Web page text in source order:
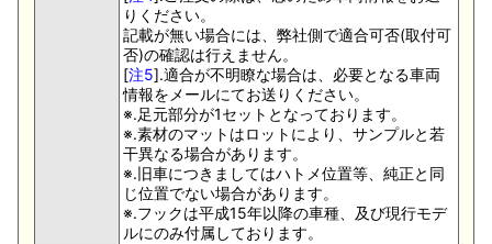
りください。
記載が無い場合には、弊社側で適合可否(取付可
否)の確認は行えません。
[注5].適合が不明瞭な場合は、必要となる車両
情報をメールにてお送りください。
※.足元部分が1セットとなっております。
※.素材のマットはロットにより、サンプルと若
干異なる場合があります。
※.旧車につきましてはハトメ位置等、純正と同
じ位置でない場合があります。
※.フックは平成15年以降の車種、及び現行モデ
ルにのみ付属しております。